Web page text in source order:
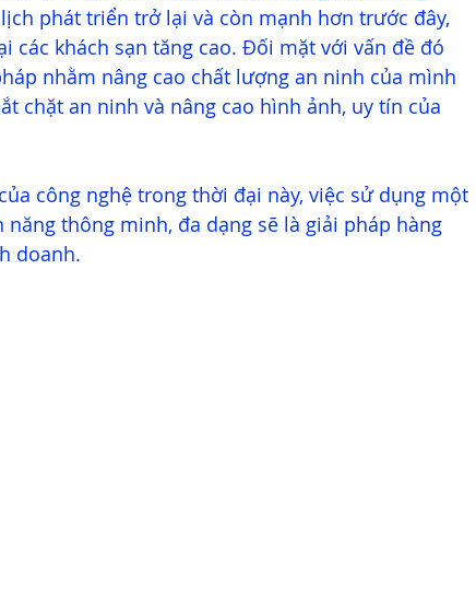
phát triển trở lại và còn mạnh hơn trước đây,
các khách sạn tăng cao. Đối mặt với vấn đề đó
nhằm nâng cao chất lượng an ninh của mình
chặt an ninh và nâng cao hình ảnh, uy tín của
công nghệ trong thời đại này, việc sử dụng một
thông minh, đa dạng sẽ là giải pháp hàng
doanh.